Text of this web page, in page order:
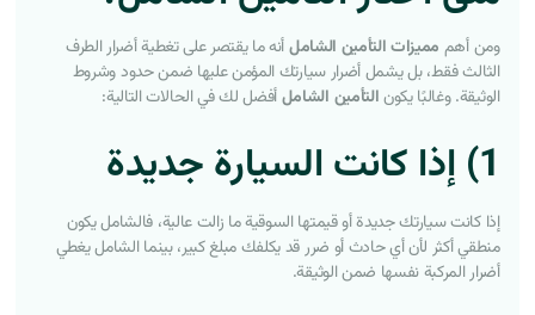
ومن أهم مميزات التأمين الشاملأنه ما يقتصر على تغطية أضرار الطرف
الثالث فقط، بل يشمل أضرار سيارتك المؤمن عليها ضمن حدود وشروط
الوثيقة. وغالبًا يكونالتأمين الشاملأفضل لك في الحالات التالية:
1) إذا كانت السيارة جديدة
إذا كانت سيارتك جديدة أو قيمتها السوقية ما زالت عالية، فالشامل يكون
منطقي أكثر لأن أي حادث أو ضرر قد يكلفك مبلغ كبير، بينما الشامل يغطي
أضرار المركبة نفسها ضمن الوثيقة.